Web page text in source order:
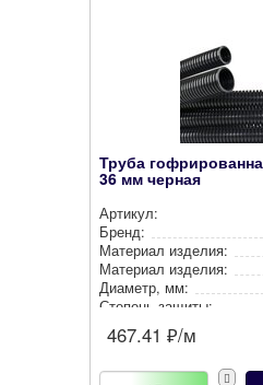
Труба
36 мм черная
Артикул:
Бренд:
Материал изделия:
Материал изделия:
Диаметр, мм:
Степень защиты:
Наличие протяжки:
Цвет:
467.41 ₽/м